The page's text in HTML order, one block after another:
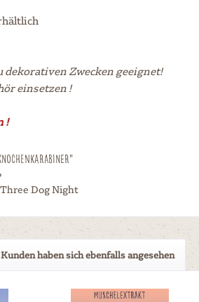
dekorativen Zwecken geeignet!
einsetzen !
!
Dog Night
Kunden haben sich ebenfalls angesehen